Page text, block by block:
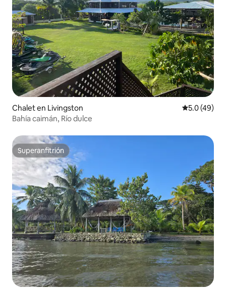
Chalet en Livingston Calificación
5.0 (49)
Bahía caimán, Río dulce
Superanfitrión
Superanfitrión